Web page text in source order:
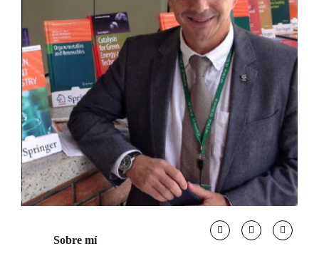
Sobre mí